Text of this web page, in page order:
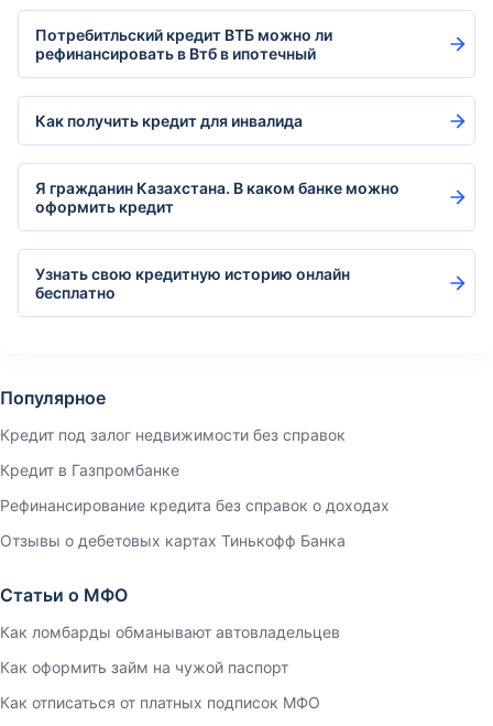
Потребитльский кредит ВТБ можно ли
рефинансировать в Втб в ипотечный
Как получить кредит для инвалида
Я гражданин Казахстана. В каком банке можно
оформить кредит
Узнать свою кредитную историю онлайн
бесплатно
Популярное
Кредит под залог недвижимости без справок
Кредит в Газпромбанке
Рефинансирование кредита без справок о доходах
Отзывы о дебетовых картах Тинькофф Банка
Статьи о МФО
Как ломбарды обманывают автовладельцев
Как оформить займ на чужой паспорт
Как отписаться от платных подписок МФО